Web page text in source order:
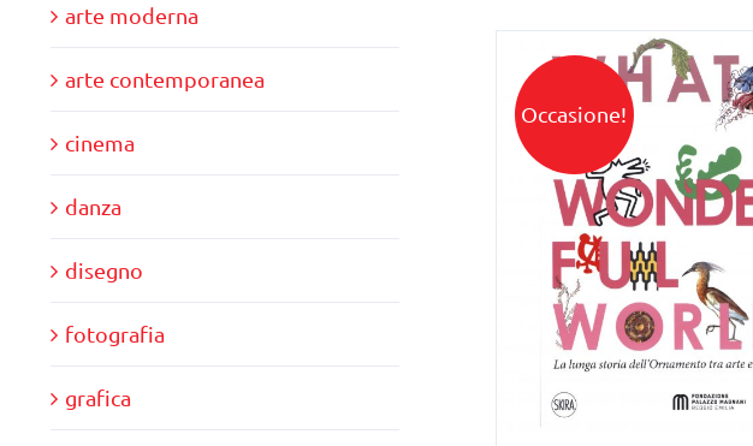
Occasione!
arte moderna
arte contemporanea
cinema
danza
disegno
fotografia
grafica